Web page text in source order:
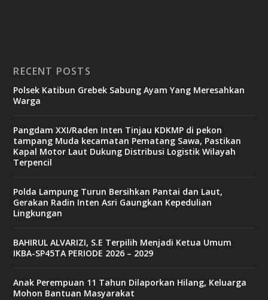
RECENT POSTS
Polsek Katibun Grebek Sabung Ayam Yang Meresahkan
Warga
Pangdam XXI/Raden Inten Tinjau KDKMP di pekon
tampang Muda kecamatan Pematang Sawa, Pastikan
Kapal Motor Laut Dukung Distribusi Logistik Wilayah
Terpencil
Polda Lampung Turun Bersihkan Pantai dan Laut,
Gerakan Radin Inten Asri Gaungkan Kepedulian
Lingkungan
BAHIRUL ALVARIZI, S.E Terpilih Menjadi Ketua Umum
IKBA-SP45TA PERIODE 2026 – 2029
Anak Perempuan 11 Tahun Dilaporkan Hilang, Keluarga
Mohon Bantuan Masyarakat